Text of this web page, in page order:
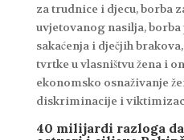
za trudnice i djecu, borba
uvjetovanog nasilja,
sakaćenja i dječjih
tvrtke u vlasništvu žena i
ekonomsko osnaživanje
diskriminacije i
40 milijardi razloga